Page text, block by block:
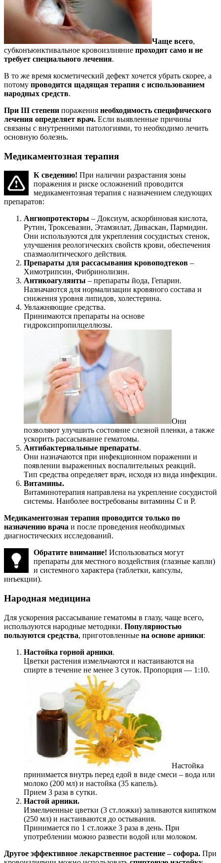
Чаще всего,
субконъюнктивальное кровоизлияние проходит само и не
требует специального лечения.
В то же время косметический дефект хочется убрать скорее, а
потому проводится щадящая терапия с использованием
народных средств.
При III степени поражения необходимость специфического
лечения определяет врач. Если выявленные причины
связаны с внутренними патологиями, то необходимо лечить
основную болезнь.
Медикаментозная терапия
К сведению! При наличии разрастания зоны
поражения и риске осложнений проводится
медикаментозная терапия с назначением следующих
препаратов:
Ангиопротекторы – Доксиум, аскорбиновая кислота,
Рутин, Троксевазин, Этамзилат, Диваскан, Пармидин.
Они используются для укрепления сосудистых стенок,
улучшения реологических свойств крови, обеспечения
спазмаолитического действия.
Препараты для рассасывания кровоподтеков –
Химотрипсин, Фибринолизин.
Антикоагулянты – препараты йода, Гепарин.
Назначаются для нормализации кровяного состава и
снижения уровня липидов, холестерина.
Увлажняющие средства.
Принимаются препараты на основе
гидроксипропилцеллюзы.
Они
позволяют улучшить состояние слезной пленки, а также
ускорить рассасывание гематомы.
Антибактериальные препараты.
Они назначаются при инфекционном поражении и
появлении выраженных воспалительных реакций.
Тип средства определяет врач, исходя из вида инфекции.
Витамины.
Витаминотерапия направлена на укрепление сосудистой
системы. Наиболее востребованы витамины С и Р.
Медикаментозная терапия проводится только по
назначению врача и после проведения необходимых
диагностических исследований.
Обратите внимание! Использоваться могут
препараты для местного воздействия (глазные капли)
и системного характера (таблетки, капсулы,
инъекции).
Народная медицина
Для ускорения рассасывание гематомы в глазу, чаще всего,
используются народные методики. Популярностью
пользуются средства, приготовленные на основе арники:
Настойка горной арники.
Цветки растения измельчаются и настаиваются на
спирте в течение не менее 3 суток. Пропорция — 1:10.
Настойка
принимается внутрь перед едой в виде смеси – вода или
молоко (200 мл) и настойка (35 капель).
Прием 3 раза в сутки.
Настой арники.
Измельченные цветки (3 ст.ложки) заливаются кипятком
(250 мл) и настаиваются до остывания.
Принимается по 1 ст.ложке 3 раза в день. При
употреблении можно развести водой или молоком.
Другое эффективное лекарственное растение – софора. При